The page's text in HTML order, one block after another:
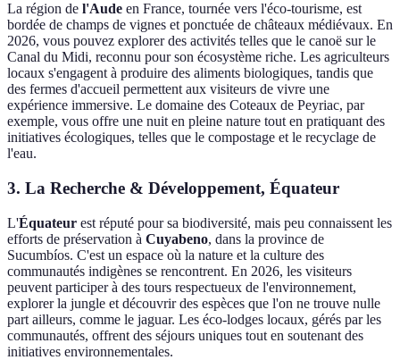
La région de l'Aude en France, tournée vers l'éco-tourisme, est
bordée de champs de vignes et ponctuée de châteaux médiévaux. En
2026, vous pouvez explorer des activités telles que le canoë sur le
Canal du Midi, reconnu pour son écosystème riche. Les agriculteurs
locaux s'engagent à produire des aliments biologiques, tandis que
des fermes d'accueil permettent aux visiteurs de vivre une
expérience immersive. Le domaine des Coteaux de Peyriac, par
exemple, vous offre une nuit en pleine nature tout en pratiquant des
initiatives écologiques, telles que le compostage et le recyclage de
l'eau.
3. La Recherche & Développement, Équateur
L'Équateur est réputé pour sa biodiversité, mais peu connaissent les
efforts de préservation à Cuyabeno, dans la province de
Sucumbíos. C'est un espace où la nature et la culture des
communautés indigènes se rencontrent. En 2026, les visiteurs
peuvent participer à des tours respectueux de l'environnement,
explorer la jungle et découvrir des espèces que l'on ne trouve nulle
part ailleurs, comme le jaguar. Les éco-lodges locaux, gérés par les
communautés, offrent des séjours uniques tout en soutenant des
initiatives environnementales.